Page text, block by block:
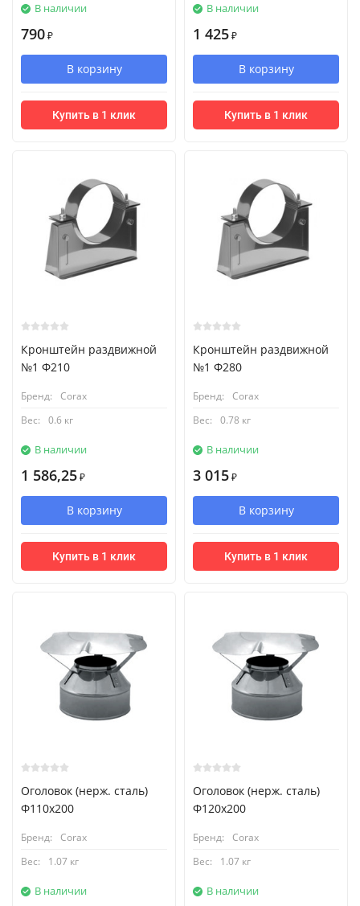
В наличии
790 ₽
В корзину
Купить в 1 клик
В наличии
1 425 ₽
В корзину
Купить в 1 клик
Кронштейн раздвижной
№1 Ф210
Бренд:
Corax
Вес:
0.6 кг
В наличии
1 586,25 ₽
В корзину
Купить в 1 клик
Кронштейн раздвижной
№1 Ф280
Бренд:
Corax
Вес:
0.78 кг
В наличии
3 015 ₽
В корзину
Купить в 1 клик
Оголовок (нерж. сталь)
Ф110х200
Бренд:
Corax
Вес:
1.07 кг
В наличии
Оголовок (нерж. сталь)
Ф120х200
Бренд:
Corax
Вес:
1.07 кг
В наличии